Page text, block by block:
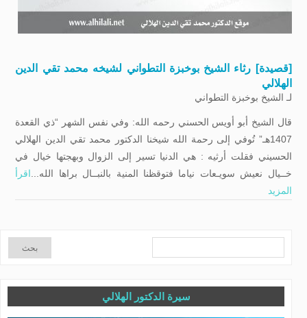
[قصيدة] رثاء الشيخ بوخبزة التطواني لشيخه محمد تقي الدين
الهلالي
لـ الشيخ بوخبزة التطواني
قال الشيخ أبو أويس الحسني رحمه الله: وفي نفس الشهر “ذي القعدة
1407هـ” تُوفي إلى رحمة الله شيخنا الدكتور محمد تقي الدين الهلالي
الحسيني فقلت أرثيه : هي الدنيا تسير إلى الزوال وبهجتها خيال في
خــيال نعيش سويـعات نياما فتوقظنا المنية بالنبــال براها الله...اقرأ
المزيد
سيرة الدكتور الهلالي